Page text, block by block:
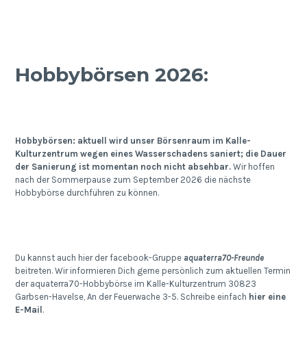
Hobbybörsen 2026:
Hobbybörsen: aktuell wird unser Börsenraum im Kalle-
Kulturzentrum wegen eines Wasserschadens saniert; die Dauer
der Sanierung ist momentan noch nicht absehbar. Wir hoffen
nach der Sommerpause zum September 2026 die nächste
Hobbybörse durchführen zu können.
Du kannst auch hier der facebook-Gruppeaquaterra70-Freunde
beitreten. Wir informieren Dich gerne persönlich zum aktuellen Termin
der aquaterra70-Hobbybörse im Kalle-Kulturzentrum 30823
Garbsen-Havelse, An der Feuerwache 3-5. Schreibe einfach hier eine
E-Mail.